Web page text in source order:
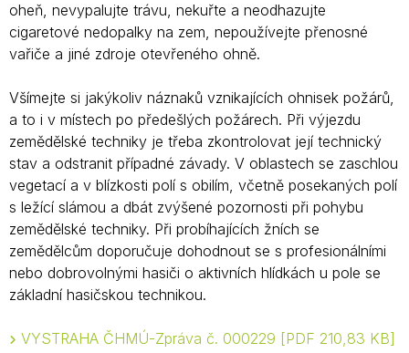
oheň, nevypalujte trávu, nekuřte a neodhazujte
cigaretové nedopalky na zem, nepoužívejte přenosné
vařiče a jiné zdroje otevřeného ohně.
Všímejte si jakýkoliv náznaků vznikajících ohnisek požárů,
a to i v místech po předešlých požárech. Při výjezdu
zemědělské techniky je třeba zkontrolovat její technický
stav a odstranit případné závady. V oblastech se zaschlou
vegetací a v blízkosti polí s obilím, včetně posekaných polí
s ležící slámou a dbát zvýšené pozornosti při pohybu
zemědělské techniky. Při probíhajících žních se
zemědělcům doporučuje dohodnout se s profesionálními
nebo dobrovolnými hasiči o aktivních hlídkách u pole se
základní hasičskou technikou.
VYSTRAHA ČHMÚ-Zpráva č. 000229 PDF 210,83 KB